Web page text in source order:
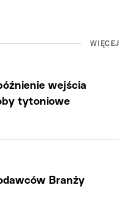
WIĘCEJ
wejścia
tytoniowe
Branży